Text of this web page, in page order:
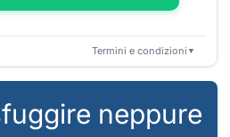
Termini e condizioni ▼
neppure